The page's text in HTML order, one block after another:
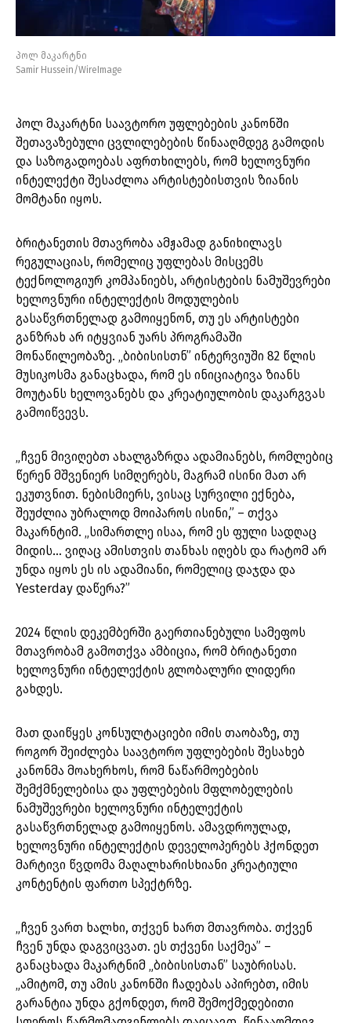
პოლ მაკარტნი
Samir Hussein/WireImage
პოლ მაკარტნი საავტორო უფლებების კანონში
შეთავაზებული ცვლილებების წინააღმდეგ გამოდის
და საზოგადოებას აფრთხილებს, რომ ხელოვნური
ინტელექტი შესაძლოა არტისტებისთვის ზიანის
მომტანი იყოს.
ბრიტანეთის მთავრობა ამჟამად განიხილავს
რეგულაციას, რომელიც უფლებას მისცემს
ტექნოლოგიურ კომპანიებს, არტისტების ნამუშევრები
ხელოვნური ინტელექტის მოდულების
გასაწვრთნელად გამოიყენონ, თუ ეს არტისტები
განზრახ არ იტყვიან უარს პროგრამაში
მონაწილეობაზე. „ბიბისისთნ” ინტერვიუში 82 წლის
მუსიკოსმა განაცხადა, რომ ეს ინიციატივა ზიანს
მოუტანს ხელოვანებს და კრეატიულობის დაკარგვას
გამოიწვევს.
„ჩვენ მივიღებთ ახალგაზრდა ადამიანებს, რომლებიც
წერენ მშვენიერ სიმღერებს, მაგრამ ისინი მათ არ
ეკუთვნით. ნებისმიერს, ვისაც სურვილი ექნება,
შეუძლია უბრალოდ მოიპაროს ისინი,” – თქვა
მაკარნტიმ. „სიმართლე ისაა, რომ ეს ფული სადღაც
მიდის… ვიღაც ამისთვის თანხას იღებს და რატომ არ
უნდა იყოს ეს ის ადამიანი, რომელიც დაჯდა და
Yesterday დაწერა?”
2024 წლის დეკემბერში გაერთიანებული სამეფოს
მთავრობამ გამოთქვა ამბიცია, რომ ბრიტანეთი
ხელოვნური ინტელექტის გლობალური ლიდერი
გახდეს.
მათ დაიწყეს კონსულტაციები იმის თაობაზე, თუ
როგორ შეიძლება საავტორო უფლებების შესახებ
კანონმა მოახერხოს, რომ ნაწარმოებების
შემქმნელებისა და უფლებების მფლობელების
ნამუშევრები ხელოვნური ინტელექტის
გასაწვრთნელად გამოიყენოს. ამავდროულად,
ხელოვნური ინტელექტის დეველოპერებს ჰქონდეთ
მარტივი წვდომა მაღალხარისხიანი კრეატიული
კონტენტის ფართო სპექტრზე.
„ჩვენ ვართ ხალხი, თქვენ ხართ მთავრობა. თქვენ
ჩვენ უნდა დაგვიცვათ. ეს თქვენი საქმეა” –
განაცხადა მაკარტნიმ „ბიბისისთან” საუბრისას.
„ამიტომ, თუ ამის კანონში ჩადებას აპირებთ, იმის
გარანტია უნდა გქონდეთ, რომ შემოქმედებითი